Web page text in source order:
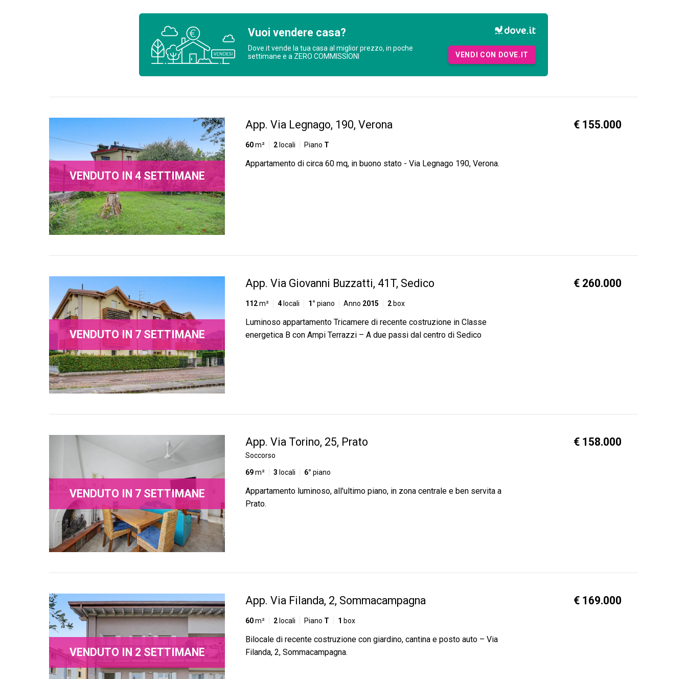
Vuoi vendere casa?
Dove.it vende la tua casa al miglior prezzo, in poche
settimane e a ZERO COMMISSIONI
VENDI CON DOVE.IT
App. Via Legnago, 190, Verona
60m² 2locali Piano T
€ 155.000
Appartamento di circa 60 mq, in buono stato - Via Legnago 190, Verona.
VENDUTO IN 4 SETTIMANE
App. Via Giovanni Buzzatti, 41T, Sedico
112m² 4locali 1° piano Anno 2015 2 box
€ 260.000
Luminoso appartamento Tricamere di recente costruzione in Classe
energetica B con Ampi Terrazzi – A due passi dal centro di Sedico
VENDUTO IN 7 SETTIMANE
App. Via Torino, 25, Prato
Soccorso
69m² 3 locali 6° piano
€ 158.000
Appartamento luminoso, all'ultimo piano, in zona centrale e ben servita a
Prato.
VENDUTO IN 7 SETTIMANE
App. Via Filanda, 2, Sommacampagna
60m² 2 locali Piano T 1 box
€ 169.000
Bilocale di recente costruzione con giardino, cantina e posto auto – Via
Filanda, 2, Sommacampagna.
VENDUTO IN 2 SETTIMANE